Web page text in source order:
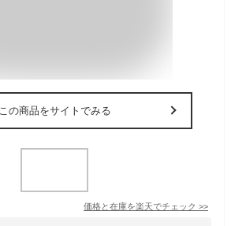
この商品をサイトでみる
価格と在庫を楽天でチェック >>